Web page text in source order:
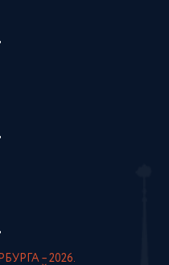
– 2026.